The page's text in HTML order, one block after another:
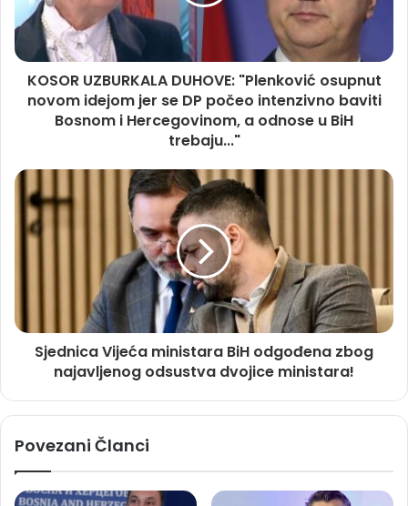
KOSOR UZBURKALA DUHOVE: "Plenković osupnut
novom idejom jer se DP počeo intenzivno baviti
Bosnom i Hercegovinom, a odnose u BiH
trebaju..."
Sjednica Vijeća ministara BiH odgođena zbog
najavljenog odsustva dvojice ministara!
Povezani Članci